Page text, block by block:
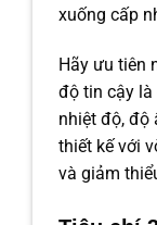
xuống cấp
Hãy ưu tiên
độ tin cậy là
nhiệt độ, độ
thiết kế với
và giảm